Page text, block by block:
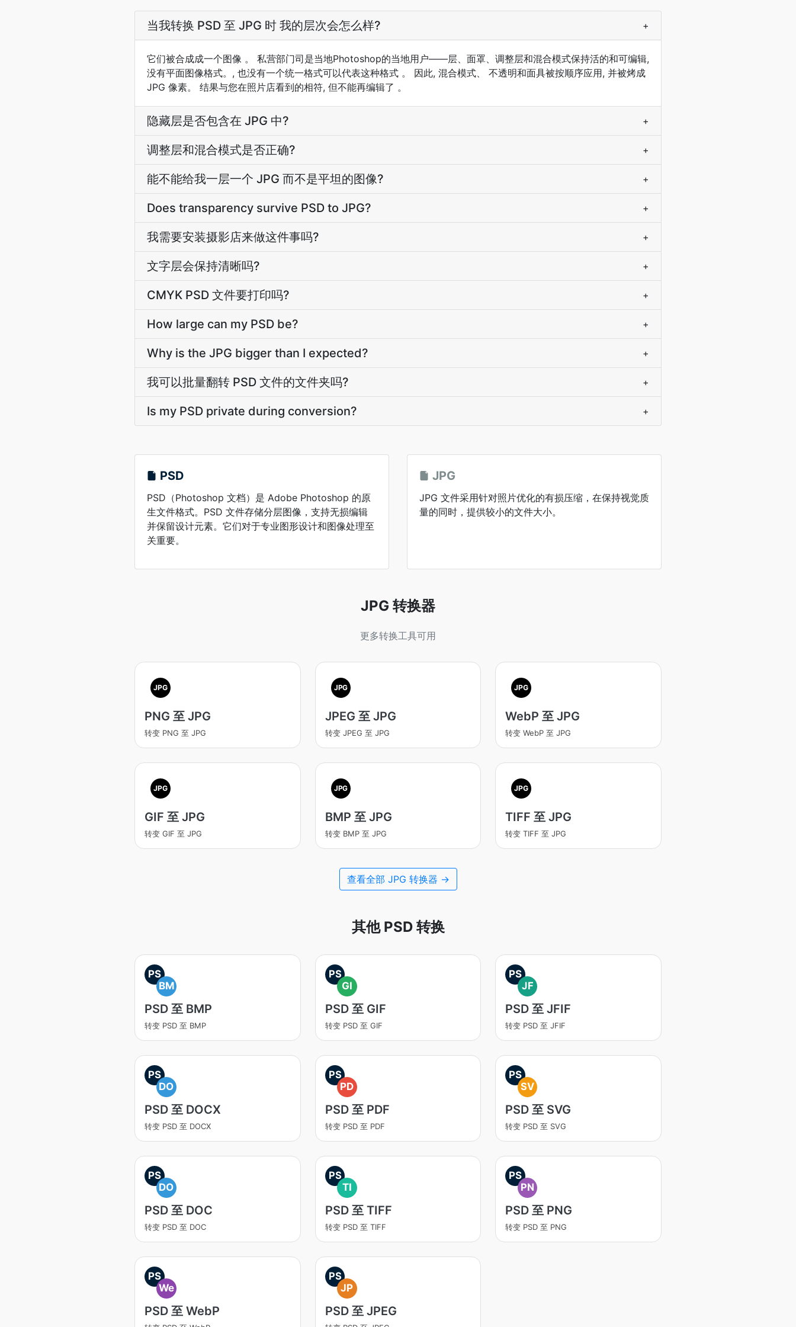
当我转换 PSD 至 JPG 时 我的层次会怎么样? +
它们被合成成一个图像 。 私营部门司是当地Photoshop的当地用户——层、面罩、调整层和混合模式保持活的和可编辑,
没有平面图像格式。, 也没有一个统一格式可以代表这种格式 。 因此, 混合模式、 不透明和面具被按顺序应用, 并被烤成
JPG 像素。 结果与您在照片店看到的相符, 但不能再编辑了 。
隐藏层是否包含在 JPG 中? +
调整层和混合模式是否正确? +
能不能给我一层一个 JPG 而不是平坦的图像? +
Does transparency survive PSD to JPG? +
我需要安装摄影店来做这件事吗? +
文字层会保持清晰吗? +
CMYK PSD 文件要打印吗? +
How large can my PSD be? +
Why is the JPG bigger than I expected? +
我可以批量翻转 PSD 文件的文件夹吗? +
Is my PSD private during conversion? +
PSD
PSD（Photoshop 文档）是 Adobe Photoshop 的原
生文件格式。PSD 文件存储分层图像，支持无损编辑
并保留设计元素。它们对于专业图形设计和图像处理至
关重要。
JPG
JPG 文件采用针对照片优化的有损压缩，在保持视觉质
量的同时，提供较小的文件大小。
JPG 转换器
更多转换工具可用
JPG
PNG 至 JPG
转变 PNG 至 JPG
JPG
JPEG 至 JPG
转变 JPEG 至 JPG
JPG
WebP 至 JPG
转变 WebP 至 JPG
JPG
GIF 至 JPG
转变 GIF 至 JPG
JPG
BMP 至 JPG
转变 BMP 至 JPG
JPG
TIFF 至 JPG
转变 TIFF 至 JPG
查看全部 JPG 转换器 →
其他 PSD 转换
PS
BM
PSD 至 BMP
转变 PSD 至 BMP
PS
GI
PSD 至 GIF
转变 PSD 至 GIF
PS
JF
PSD 至 JFIF
转变 PSD 至 JFIF
PS
DO
PSD 至 DOCX
转变 PSD 至 DOCX
PS
PD
PSD 至 PDF
转变 PSD 至 PDF
PS
SV
PSD 至 SVG
转变 PSD 至 SVG
PS
DO
PSD 至 DOC
转变 PSD 至 DOC
PS
TI
PSD 至 TIFF
转变 PSD 至 TIFF
PS
PN
PSD 至 PNG
转变 PSD 至 PNG
PS
We
PSD 至 WebP
PS
JP
PSD 至 JPEG